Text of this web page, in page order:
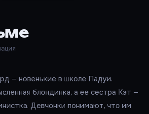
— новенькие в школе Падуи.
блондинка, а ее сестра Кэт —
Девчонки понимают, что им